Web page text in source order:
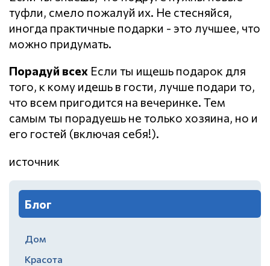
туфли, смело пожалуй их. Не стесняйся,
иногда практичные подарки - это лучшее, что
можно придумать.
Порадуй всех Если ты ищешь подарок для
того, к кому идешь в гости, лучше подари то,
что всем пригодится на вечеринке. Тем
самым ты порадуешь не только хозяина, но и
его гостей (включая себя!).
источник
Блог
Дом
Красота